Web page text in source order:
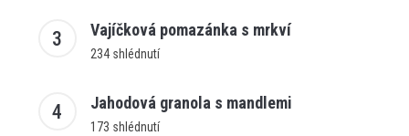
Vajíčková pomazánka s mrkví
234 shlédnutí
Jahodová granola s mandlemi
173 shlédnutí